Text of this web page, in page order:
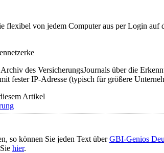
flexibel von jedem Computer aus per Login
des VersicherungsJournals über die
fester IP-Adresse (typisch für größere
Artikel
so können Sie jeden Text überGBI-Genios
hier.